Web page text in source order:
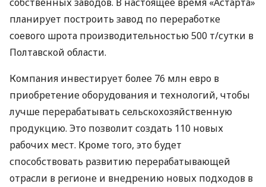
планирует построить завод по переработке
соевого шрота производительностью 500 т/сутки в
Полтавской области.
Компания инвестирует более 76 млн евро в
приобретение оборудования и технологий, чтобы
лучше перерабатывать сельскохозяйственную
продукцию. Это позволит создать 110 новых
рабочих мест. Кроме того, это будет
способствовать развитию перерабатывающей
отрасли в регионе и внедрению новых подходов в